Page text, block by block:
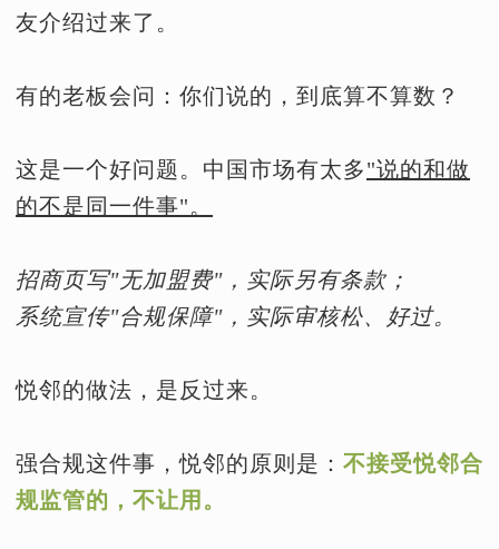
友介绍过来了。
有的老板会问：你们说的，到底算不算数？
这是一个好问题。中国市场有太多"说的和做
的不是同一件事"。
招商页写"无加盟费"，实际另有条款；
系统宣传"合规保障"，实际审核松、好过。
悦邻的做法，是反过来。
强合规这件事，悦邻的原则是： 不接受悦邻合
规监管的，不让用。